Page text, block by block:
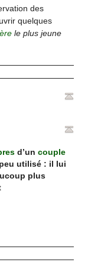
des
quelques
le plus jeune
d’uncouple
utilisé : il lui
plus